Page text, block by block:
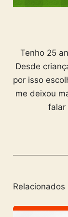
Tenho 25
Desde
por isso
me deixou
falar
Relacionados